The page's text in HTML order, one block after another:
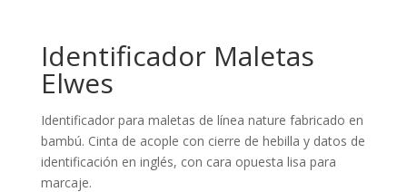
Identificador Maletas
Elwes
Identificador para maletas de línea nature fabricado en
bambú. Cinta de acople con cierre de hebilla y datos de
identificación en inglés, con cara opuesta lisa para
marcaje.